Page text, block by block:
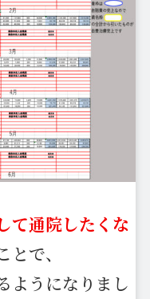
て通院したくな
で、
ようになりまし